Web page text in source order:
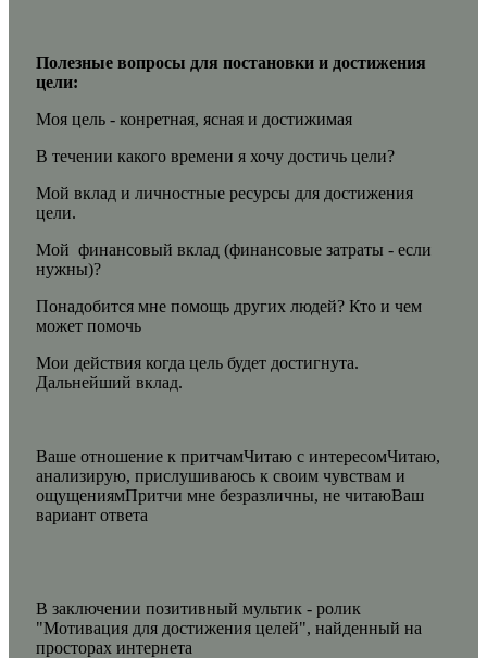
Полезные вопросы для постановки и достижения
цели:
Моя цель - конретная, ясная и достижимая
В течении какого времени я хочу достичь цели?
Мой вклад и личностные ресурсы для достижения
цели.
Мой финансовый вклад (финансовые затраты - если
нужны)?
Понадобится мне помощь других людей? Кто и чем
может помочь
Мои действия когда цель будет достигнута.
Дальнейший вклад.
Ваше отношение к притчамЧитаю с интересомЧитаю,
анализирую, прислушиваюсь к своим чувствам и
ощущениямПритчи мне безразличны, не читаюВаш
вариант ответа
В заключении позитивный мультик - ролик
"Мотивация для достижения целей", найденный на
просторах интернета